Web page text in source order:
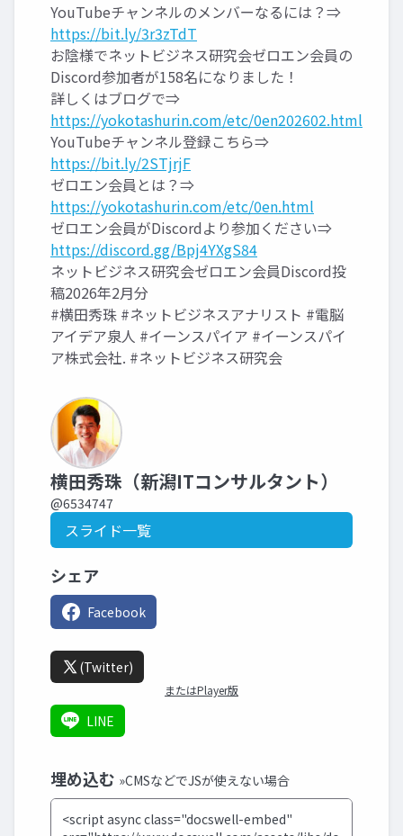
YouTubeチャンネルのメンバーなるには？⇒
https://bit.ly/3r3zTdT
お陰様でネットビジネス研究会ゼロエン会員の
Discord参加者が158名になりました！
詳しくはブログで⇒
https://yokotashurin.com/etc/0en202602.html
YouTubeチャンネル登録こちら⇒
https://bit.ly/2STjrjF
ゼロエン会員とは？⇒
https://yokotashurin.com/etc/0en.html
ゼロエン会員がDiscordより参加ください⇒
https://discord.gg/Bpj4YXgS84
ネットビジネス研究会ゼロエン会員Discord投
稿2026年2月分
#横田秀珠 #ネットビジネスアナリスト #電脳
アイデア泉人 #イーンスパイア #イーンスパイ
ア株式会社. #ネットビジネス研究会
横田秀珠（新潟ITコンサルタント）
@6534747
スライド一覧
シェア
Facebook
(Twitter)
またはPlayer版
LINE
埋め込む »CMSなどでJSが使えない場合